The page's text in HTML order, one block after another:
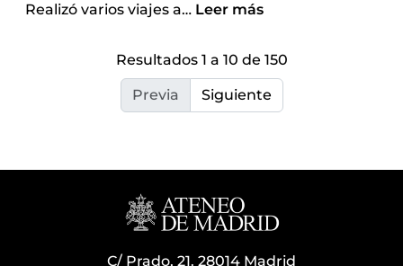
Realizó varios viajes a… Leer más
Resultados 1 a 10 de 150
Previa Siguiente
C/ Prado, 21. 28014 Madrid